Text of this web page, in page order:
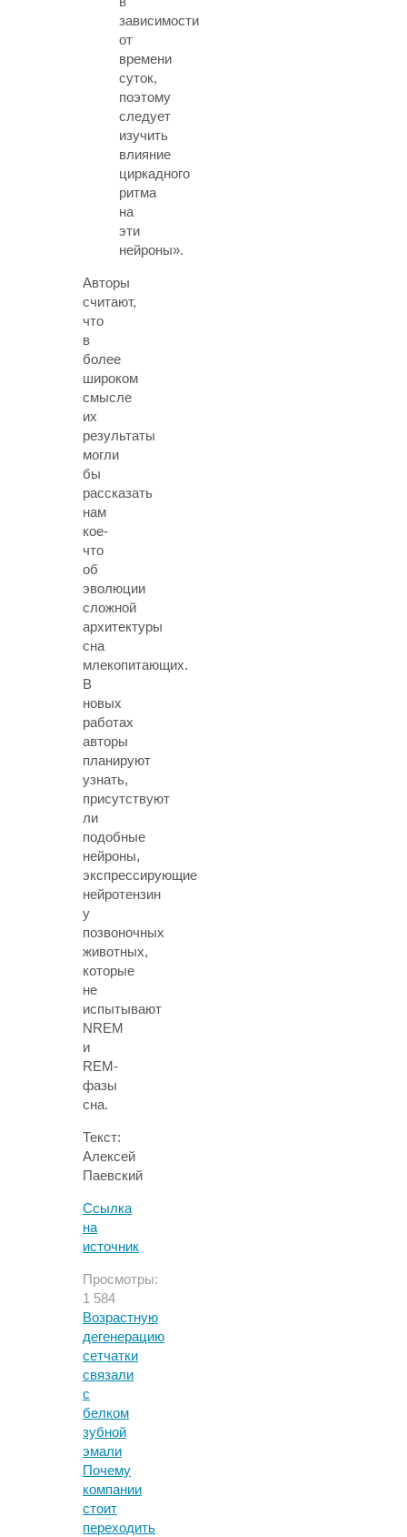
зависимости
от
времени
суток,
поэтому
следует
изучить
влияние
циркадного
ритма
на
эти
нейроны».
Авторы
считают,
что
в
более
широком
смысле
их
результаты
могли
бы
рассказать
нам
кое-
что
об
эволюции
сложной
архитектуры
сна
млекопитающих.
В
новых
работах
авторы
планируют
узнать,
присутствуют
ли
подобные
нейроны,
экспрессирующие
нейротензин
у
позвоночных
животных,
которые
не
испытывают
NREM
и
REM-
фазы
сна.
Текст:
Алексей
Паевский
Ссылка
на
источник
Просмотры:
1 584
Возрастную
дегенерацию
сетчатки
связали
с
белком
зубной
эмали
Почему
компании
стоит
переходить